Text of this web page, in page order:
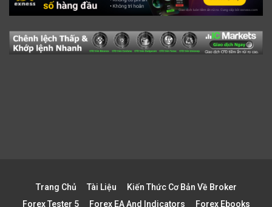
Trang Chủ Tài Liệu
Kiến Thức Cơ Bản Về Broker
Forex Tester 5
Forex EA And Indicators Forex Ebooks